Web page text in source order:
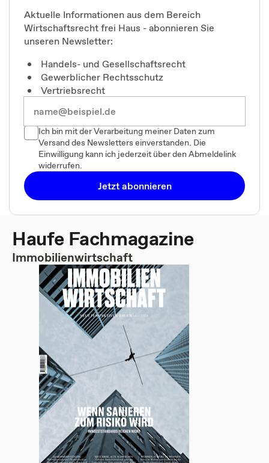
Aktuelle Informationen aus dem Bereich
Wirtschaftsrecht frei Haus - abonnieren Sie
unseren Newsletter:
Handels- und Gesellschaftsrecht
Gewerblicher Rechtsschutz
Vertriebsrecht
Ich bin mit der Verarbeitung meiner Daten zum
Versand des Newsletters einverstanden. Die
Einwilligung kann ich jederzeit über den Abmeldelink
widerrufen.
Jetzt abonnieren
Haufe Fachmagazine
Immobilienwirtschaft